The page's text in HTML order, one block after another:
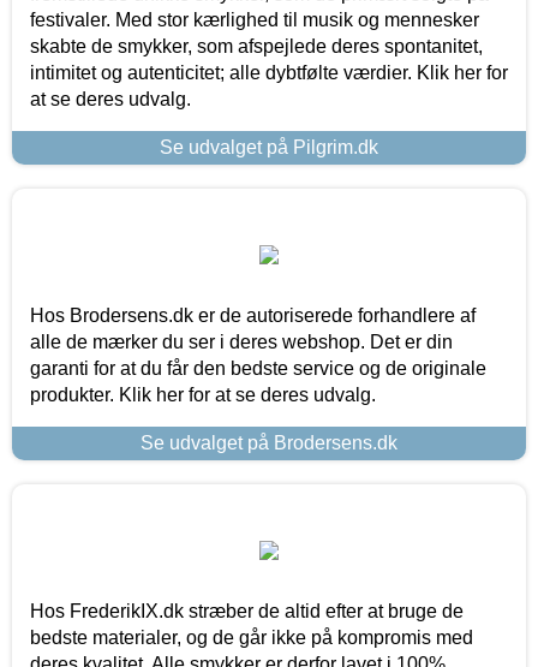
festivaler. Med stor kærlighed til musik og mennesker
skabte de smykker, som afspejlede deres spontanitet,
intimitet og autenticitet; alle dybtfølte værdier. Klik her for
at se deres udvalg.
Se udvalget på Pilgrim.dk
Hos Brodersens.dk er de autoriserede forhandlere af
alle de mærker du ser i deres webshop. Det er din
garanti for at du får den bedste service og de originale
produkter. Klik her for at se deres udvalg.
Se udvalget på Brodersens.dk
Hos FrederikIX.dk stræber de altid efter at bruge de
bedste materialer, og de går ikke på kompromis med